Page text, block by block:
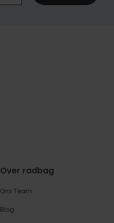
Over radbag
Ons Team
Blog